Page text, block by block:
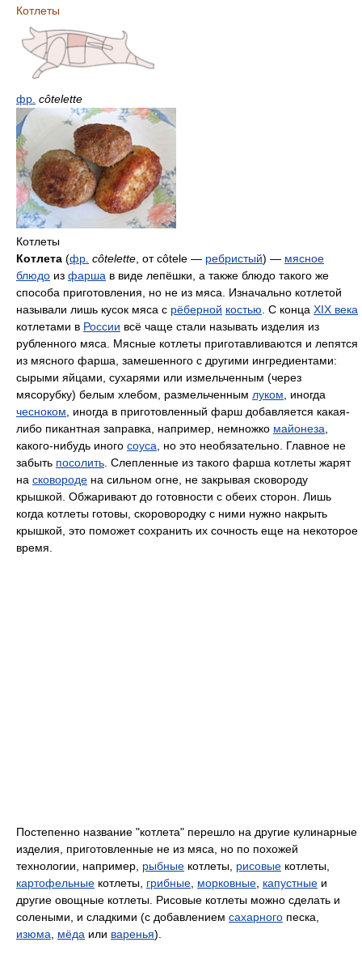
Котлеты
фр. côtelette
Котлеты
Котлета (фр. côtelette , от côtele — ребристый) — мясное
блюдо из фарша в виде лепёшки, а также блюдо такого же
способа приготовления, но не из мяса. Изначально котлетой
называли лишь кусок мяса с рёберной костью . С конца XIX века
котлетами в России всё чаще стали называть изделия из
рубленного мяса. Мясные котлеты приготавливаются и лепятся
из мясного фарша, замешенного с другими ингредиентами:
сырыми яйцами, сухарями или измельченным (через
мясорубку) белым хлебом, размельченным луком , иногда
чесноком , иногда в приготовленный фарш добавляется какая-
либо пикантная заправка, например, немножко майонеза
какого-нибудь иного соуса , но это необязательно. Главное не
забыть посолить . Слепленные из такого фарша котлеты жарят
на сковороде на сильном огне, не закрывая сковороду
крышкой. Обжаривают до готовности с обеих сторон. Лишь
когда котлеты готовы, скоровородку с ними нужно накрыть
крышкой, это поможет сохранить их сочность еще на некоторое
время.
Постепенно название "котлета" перешло на другие кулинарные
изделия, приготовленные не из мяса, но по похожей
технологии, например, рыбные котлеты, рисовые котлеты,
картофельные котлеты, грибные морковные капустные и
другие овощные котлеты. Рисовые котлеты можно сделать и
солеными, и сладкими (с добавлением сахарного песка,
изюма
мёда или варенья).